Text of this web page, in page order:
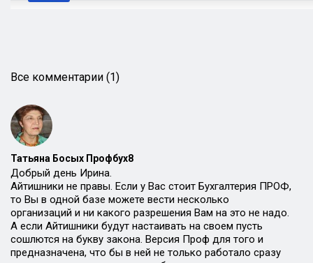
Все комментарии (1)
Татьяна Босых Профбух8
Добрый день Ирина.
Айтишники не правы. Если у Вас стоит Бухгалтерия ПРОФ,
то Вы в одной базе можете вести несколько
организаций и ни какого разрешения Вам на это не надо.
А если Айтишники будут настаивать на своем пусть
сошлются на букву закона. Версия Проф для того и
предназначена, что бы в ней не только работало сразу